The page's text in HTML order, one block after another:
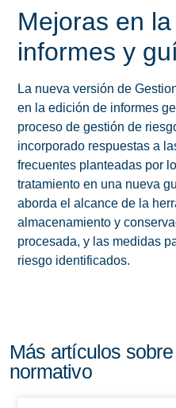
Mejoras en
informes y
La nueva versión de
en la edición de informes
proceso de gestión de
incorporado respuestas a
frecuentes planteadas por
tratamiento en una nueva
aborda el alcance de la
almacenamiento y
procesada, y las medidas
riesgo identificados.
Más artículos
normativo